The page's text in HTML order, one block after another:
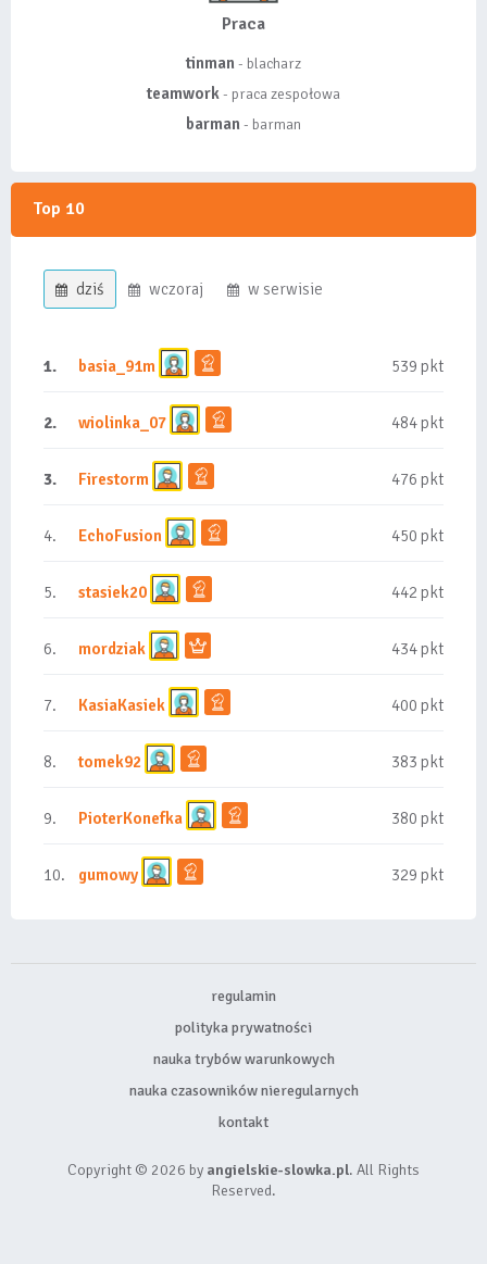
Praca
tinman- blacharz
teamwork- praca zespołowa
barman- barman
Top 10
dziś wczoraj w serwisie
1. basia_91m 539 pkt
2. wiolinka_07 484 pkt
3. Firestorm 476 pkt
4. EchoFusion 450 pkt
5. stasiek20 442 pkt
6. mordziak 434 pkt
7. KasiaKasiek 400 pkt
8. tomek92 383 pkt
9. PioterKonefka 380 pkt
10. gumowy 329 pkt
regulamin
polityka prywatności
nauka trybów warunkowych
nauka czasowników nieregularnych
kontakt
Copyright © 2026 by angielskie-slowka.pl. All Rights
Reserved.